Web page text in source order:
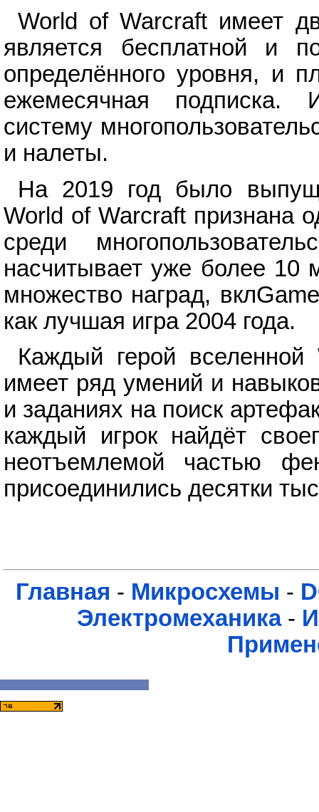
World of Warcraft имеет
является бесплатной и
определённого уровня, и
ежемесячная подписка.
систему
и налеты.
На 2019 год было
World of Warcraft признана
среди
насчитывает уже более 10
множество наград,
как лучшая игра 2004 года.
Каждый герой
имеет ряд умений и
и заданиях на поиск
каждый игрок найдёт
неотъемлемой частью
присоединились десятки
Главная - Микросхемы -
Электромеханика-